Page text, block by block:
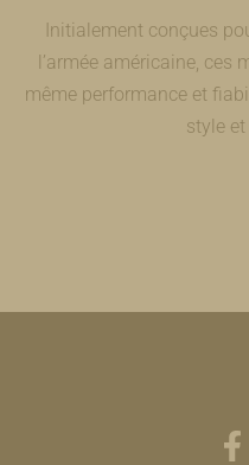
Initialement conçues
l’armée américaine, ces
même performance et
style